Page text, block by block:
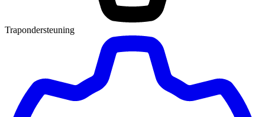
Trapondersteuning